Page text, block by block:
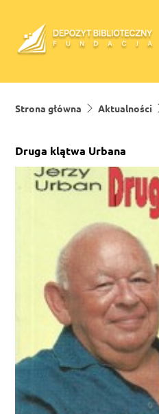
Strona główna Aktualności
Druga klątwa Urbana